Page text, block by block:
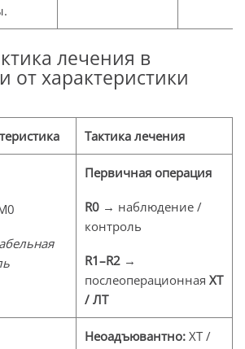
лечения в
от характеристики
Тактика лечения
Первичная операция
R0 → наблюдение /
контроль
R1–R2 →
послеоперационная ХТ
/ ЛТ
Неоадъювантно: ХТ /